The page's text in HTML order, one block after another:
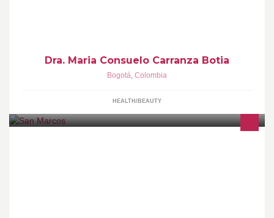
Dra. Maria Consuelo Carranza Botia
Bogotá, Colombia
HEALTH/BEAUTY